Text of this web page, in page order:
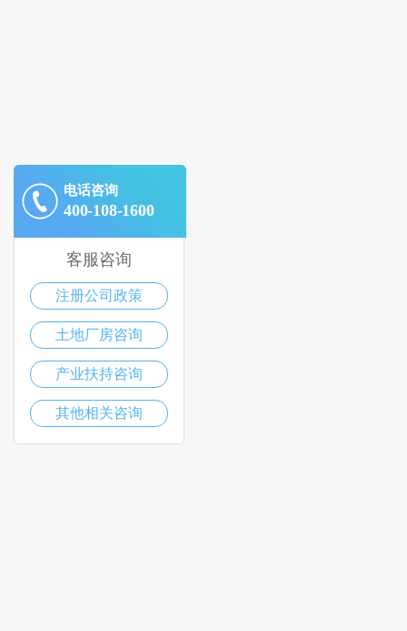
电话咨询
400-108-1600
客服咨询
注册公司政策
土地厂房咨询
产业扶持咨询
其他相关咨询